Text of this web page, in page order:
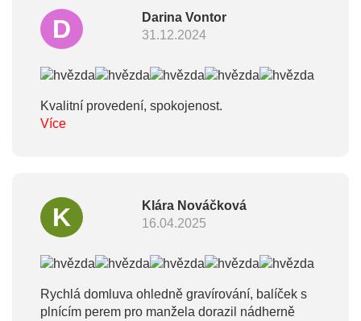
D
Darina Vontor
31.12.2024
Kvalitní provedení, spokojenost.
Více
K
Klára Nováčková
16.04.2025
Rychlá domluva ohledně gravírování, balíček s
plnícím perem pro manžela dorazil nádherně